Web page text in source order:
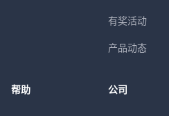
有奖活动
产品动态
帮助 公司